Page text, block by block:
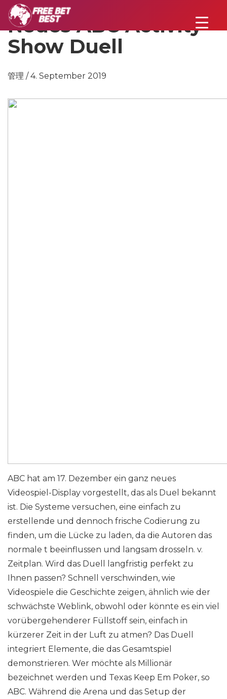
Neues ABC Activity
Show Duell
管理 / 4. September 2019
ABC hat am 17. Dezember ein ganz neues
Videospiel-Display vorgestellt, das als Duel bekannt
ist. Die Systeme versuchen, eine einfach zu
erstellende und dennoch frische Codierung zu
finden, um die Lücke zu laden, da die Autoren das
normale t beeinflussen und langsam drosseln. v.
Zeitplan. Wird das Duell langfristig perfekt zu
Ihnen passen? Schnell verschwinden, wie
Videospiele die Geschichte zeigen, ähnlich wie der
schwächste Weblink, obwohl oder könnte es ein viel
vorübergehenderer Füllstoff sein, einfach in
kürzerer Zeit in der Luft zu atmen? Das Duell
integriert Elemente, die das Gesamtspiel
demonstrieren. Wer möchte als Millionär
bezeichnet werden und Texas Keep Em Poker, so
ABC. Während die Arena und das Setup der